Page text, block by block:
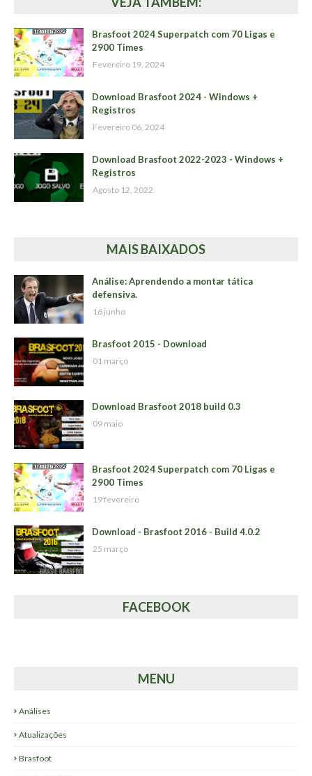
Brasfoot 2024 Superpatch com 70 Ligas e
2900 Times
Fevereiro 19, 2024
Download Brasfoot 2024 - Windows +
Registros
Fevereiro 06, 2024
Download Brasfoot 2022-2023 - Windows +
Registros
Agosto 12, 2022
MAIS BAIXADOS
Análise: Aprendendo a montar tática
defensiva.
16 junho
Brasfoot 2015 - Download
01 março
Download Brasfoot 2018 build 0.3
09 maio
Brasfoot 2024 Superpatch com 70 Ligas e
2900 Times
19 fevereiro
Download - Brasfoot 2016 - Build 4.0.2
25 março
FACEBOOK
MENU
Análises
Atualizações
Brasfoot